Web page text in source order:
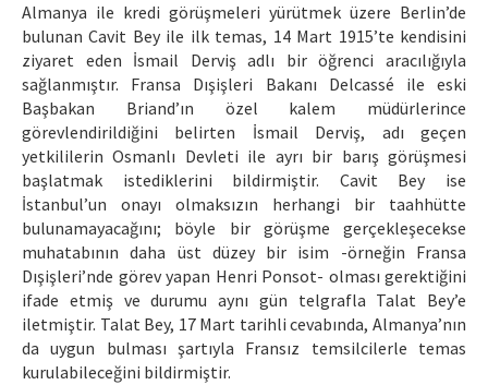
Almanya ile kredi görüşmeleri yürütmek üzere Berlin’de
bulunan Cavit Bey ile ilk temas, 14 Mart 1915’te kendisini
ziyaret eden İsmail Derviş adlı bir öğrenci aracılığıyla
sağlanmıştır. Fransa Dışişleri Bakanı Delcassé ile eski
Başbakan Briand’ın özel kalem müdürlerince
görevlendirildiğini belirten İsmail Derviş, adı geçen
yetkililerin Osmanlı Devleti ile ayrı bir barış görüşmesi
başlatmak istediklerini bildirmiştir. Cavit Bey ise
İstanbul’un onayı olmaksızın herhangi bir taahhütte
bulunamayacağını; böyle bir görüşme gerçekleşecekse
muhatabının daha üst düzey bir isim -örneğin Fransa
Dışişleri’nde görev yapan Henri Ponsot- olması gerektiğini
ifade etmiş ve durumu aynı gün telgrafla Talat Bey’e
iletmiştir. Talat Bey, 17 Mart tarihli cevabında, Almanya’nın
da uygun bulması şartıyla Fransız temsilcilerle temas
kurulabileceğini bildirmiştir.